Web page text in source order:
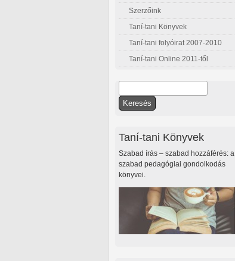
Szerzőink
Taní-tani Könyvek
Taní-tani folyóirat 2007-2010
Taní-tani Online 2011-től
Keresés űrlap
Taní-tani Könyvek
Szabad írás – szabad hozzáférés: a
szabad pedagógiai gondolkodás
könyvei.